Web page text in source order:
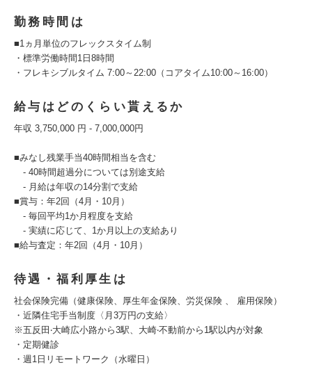
勤務時間は
■1ヵ月単位のフレックスタイム制
・標準労働時間1⽇8時間
・フレキシブルタイム 7:00～22:00（コアタイム10:00～16:00）
給与はどのくらい貰えるか
年収 3,750,000 円 - 7,000,000円
■みなし残業手当40時間相当を含む
- 40時間超過分については別途支給
- 月給は年収の14分割で支給
■賞与：年2回（4月・10月）
- 毎回平均1か月程度を支給
- 実績に応じて、1か月以上の支給あり
■給与査定：年2回（4月・10月）
待遇・福利厚生は
社会保険完備（健康保険、厚生年金保険、労災保険 、 雇用保険）
・近隣住宅⼿当制度〈⽉3万円の⽀給〉
※五反⽥‧⼤崎広⼩路から3駅、⼤崎‧不動前から1駅以内が対象
・定期健診
・週1日リモートワーク（水曜日）